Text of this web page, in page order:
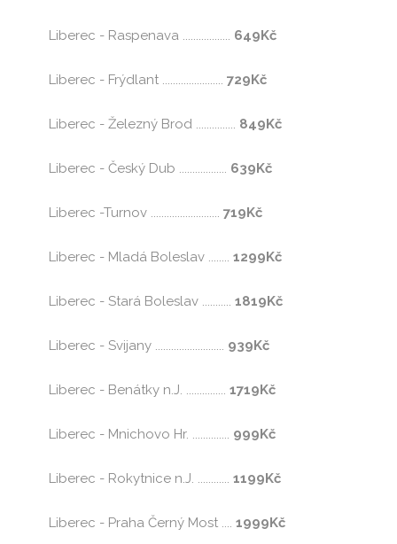
Liberec - Raspenava .................. 649Kč
Liberec - Frýdlant ....................... 729Kč
Liberec - Železný Brod ............... 849Kč
Liberec - Český Dub .................. 639Kč
Liberec -Turnov .......................... 719Kč
Liberec - Mladá Boleslav ........ 1299Kč
Liberec - Stará Boleslav ........... 1819Kč
Liberec - Svijany .......................... 939Kč
Liberec - Benátky n.J. ............... 1719Kč
Liberec - Mnichovo Hr. .............. 999Kč
Liberec - Rokytnice n.J. ............ 1199Kč
Liberec - Praha Černý Most .... 1999Kč